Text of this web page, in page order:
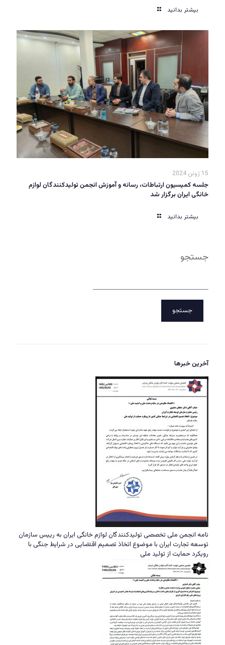
بیشتر بدانید
15 ژوئن 2024
جلسه کمیسیون ارتباطات، رسانه و آموزش انجمن تولیدکنندگان لوازم
خانگی ایران برگزار شد
بیشتر بدانید
جستجو
جستجو
آخرین خبرها
نامه انجمن ملی تخصصی تولیدکنندگان لوازم خانگی ایران به رییس سازمان
توسعه تجارت ایران با موضوع اتخاذ تصمیم اقتضایی در شرایط جنگی با
رویکرد حمایت از تولید ملی